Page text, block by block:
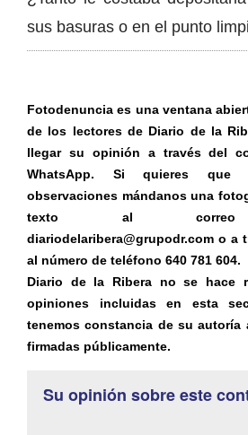
sus basuras o en el punto
Fotodenuncia es una ventana
de los lectores de Diario de la
llegar su opinión a través del
WhatsApp. Si quieres que
observaciones mándanos una
texto al correo
diariodelaribera@grupodr.com o a
al número de teléfono 640 781 604.
Diario de la Ribera no se hace
opiniones incluidas en esta
tenemos constancia de su autoría
firmadas públicamente.
Su opinión sobre este